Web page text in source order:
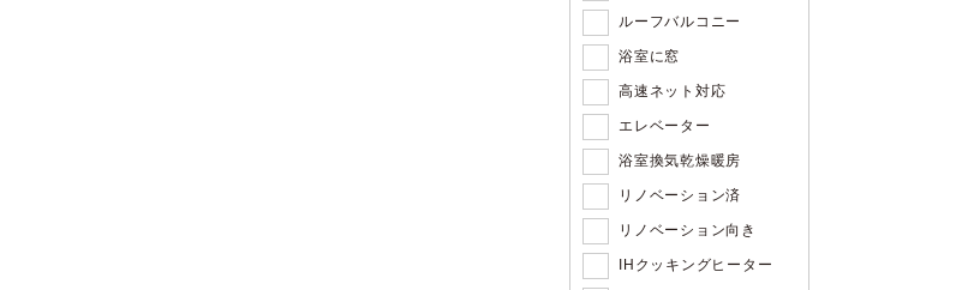
ルーフバルコニー
浴室に窓
高速ネット対応
エレベーター
浴室換気乾燥暖房
リノベーション済
リノベーション向き
IHクッキングヒーター